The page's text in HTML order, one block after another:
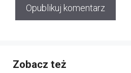
Zobacz też